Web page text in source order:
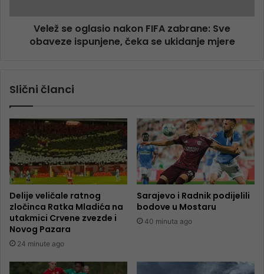
Velež se oglasio nakon FIFA zabrane: Sve
obaveze ispunjene, čeka se ukidanje mjere
Slični članci
Delije veličale ratnog
zločinca Ratka Mladića na
utakmici Crvene zvezde i
Novog Pazara
24 minute ago
Sarajevo i Radnik podijelili
bodove u Mostaru
40 minuta ago